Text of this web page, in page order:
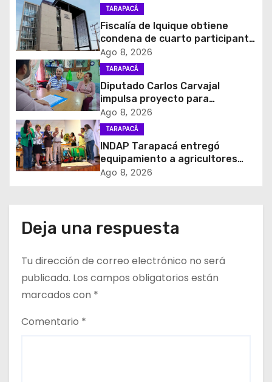
i
ó
n
d
e
e
n
r
d
a
s
TARAPACÁ
Fiscalía de Iquique obtiene
condena de cuarto participante
en violento asalto a
comerciante
Ago 8, 2026
TARAPACÁ
Diputado Carlos Carvajal
impulsa proyecto para
homenajear en vida al campeón
mundial Raúl Choque
Ago 8, 2026
TARAPACÁ
INDAP Tarapacá entregó
equipamiento a agricultores
para prevenir la mosca de la
Ago 8, 2026
Deja una respuesta
Tu dirección de correo electrónico no será
publicada. Los campos obligatorios están
marcados con *
Comentario *